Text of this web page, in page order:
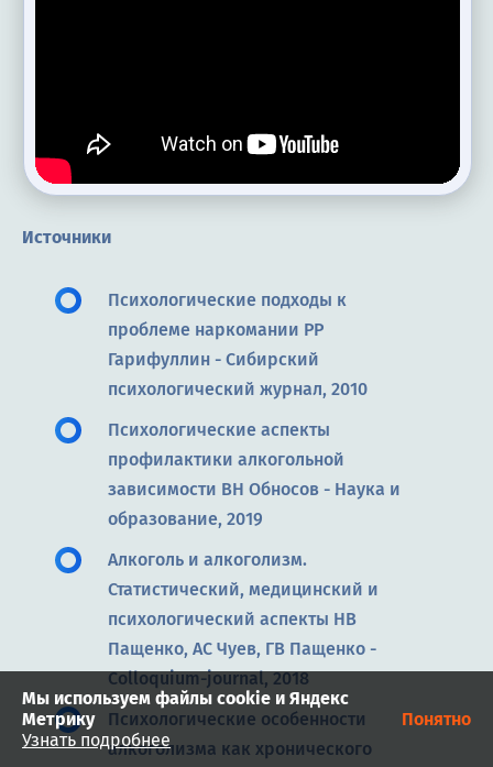
Источники
Психологические подходы к
проблеме наркомании РР
Гарифуллин - Сибирский
психологический журнал, 2010
Психологические аспекты
профилактики алкогольной
зависимости ВН Обносов - Наука и
образование, 2019
Алкоголь и алкоголизм.
Статистический, медицинский и
психологический аспекты НВ
Пащенко, АС Чуев, ГВ Пащенко -
Colloquium-journal, 2018
Психологические особенности
алкоголизма как хронического
Мы используем файлы cookie и Яндекс
Метрику
Узнать подробнее
Понятно